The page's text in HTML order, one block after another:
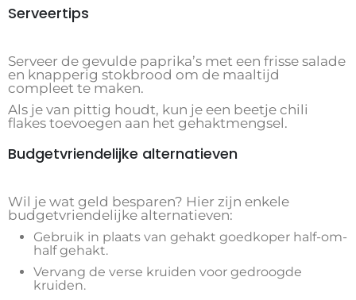
Serveertips
Serveer de gevulde paprika’s met een frisse salade
en knapperig stokbrood om de maaltijd
compleet te maken.
Als je van pittig houdt, kun je een beetje chili
flakes toevoegen aan het gehaktmengsel.
Budgetvriendelijke alternatieven
Wil je wat geld besparen? Hier zijn enkele
budgetvriendelijke alternatieven:
Gebruik in plaats van gehakt goedkoper half-om-
half gehakt.
Vervang de verse kruiden voor gedroogde
kruiden.